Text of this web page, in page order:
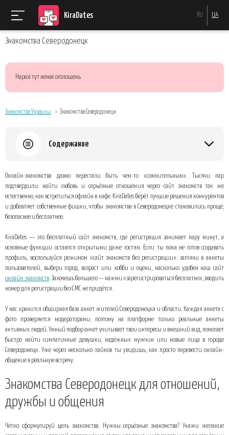
KiraDates RU UA
Знакомства Северодонецк
Наразі тут немає оголошень
Знакомства Украины Знакомства Северодонецк
Содержание
Что делает наш сервис особенным
Как познакомиться в Северодонецке за 3 шага
Лучшие места для первой встречи в Северодонецке
Онлайн-знакомства давно перестали быть чем-то «сомнительным». Тысячи пар
подтвердили: найти любовь и серьёзные отношения через сайт знакомств так же
естественно, как встретиться офлайн в кафе. KiraDates берёт лучшие решения конкурентов
и добавляет собственные фишки, чтобы знакомства в Северодонецке становились проще,
безопаснее и бесплатнее.
KiraDates — это бесплатный сайт знакомств, где регистрация занимает пару минут, а
основные функции остаются открытыми даже гостям. Если ты пока не готов создавать
профиль, воспользуйся режимом «сайт знакомств без регистрации»: загляни в анкеты
пользователей, выбери город, возраст или хобби и оцени, насколько удобен наш сайт
онлайн-знакомств. Захочешь большего — нажми «зарегистрироваться бесплатно», вводить
номер для регистрации без СМС не придётся.
У нас хранится обширная база анкет жителей Северодонецка и области. Каждая анкета с
фото проверяется модераторами, поэтому на платформе только реальные анкеты
активных людей. Умный подбор анкет учитывает твои интересы и внешний вид, помогает
быстро найти симпатичные девушки, надёжных мужчин или новые лица в городе
Северодонецк. Уже через несколько лайков ты увидишь, как просто перевести онлайн-
общение в реальную встречу.
Знакомства Северодонецк для отношений,
дружбы и общения
Чётко сформулируй цель знакомства. Нужны серьёзные знакомства? Укажи желание